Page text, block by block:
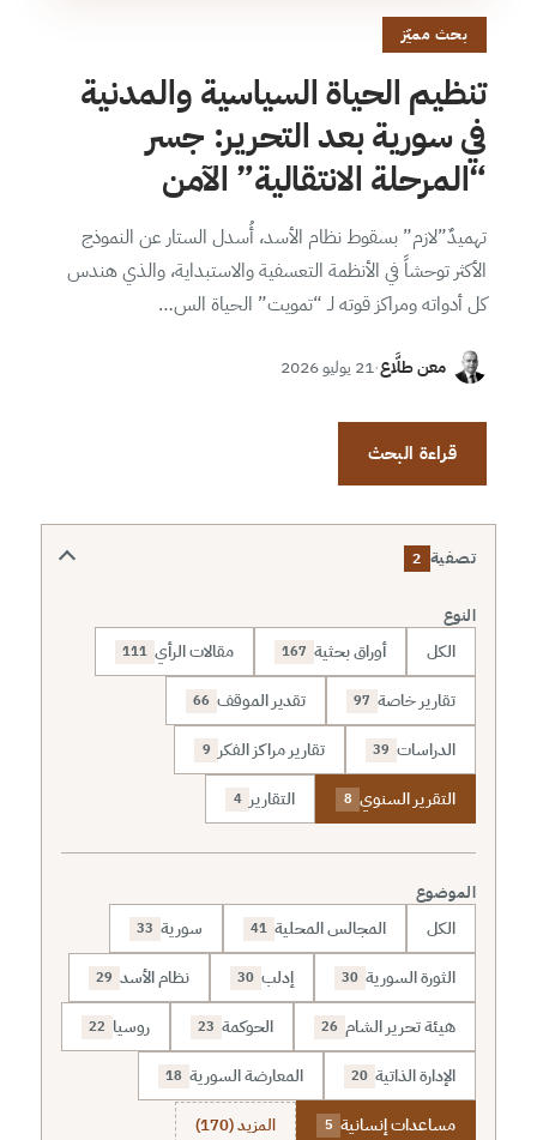
بحث مميّز
تنظيم الحياة السياسية والمدنية
في سورية بعد التحرير: جسر
“المرحلة الانتقالية” الآمن
تهميدٌ”لازم” بسقوط نظام الأسد، أُسدل الستار عن النموذج
الأكثر توحشاً في الأنظمة التعسفية والاستبداية، والذي هندس
كل أدواته ومراكز قوته لـ “تمويت” الحياة الس…
معن طلَّاع·21 يوليو 2026
قراءة البحث
تصفية 2
النوع
الكل أوراق بحثية 167 مقالات الرأي 111
تقارير خاصة 97 تقدير الموقف 66
الدراسات 39 تقارير مراكز الفكر 9
التقرير السنوي 8 التقارير 4
الموضوع
الكل المجالس المحلية 41 سورية 33
الثورة السورية 30 إدلب 30 نظام الأسد 29
هيئة تحرير الشام 26 الحوكمة 23 روسيا 22
الإدارة الذاتية 20 المعارضة السورية 18
مساعدات إنسانية 5 المزيد (170)